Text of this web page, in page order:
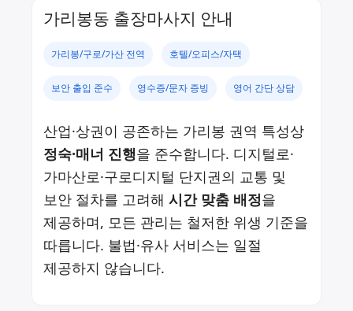
가리봉동 출장마사지 안내
가리봉/구로/가산 전역 호텔/오피스/자택
보안 출입 준수 영수증/문자 증빙 영어 간단 상담
산업·상권이 공존하는 가리봉 권역 특성상
정숙·매너 진행을 준수합니다. 디지털로·
가마산로·구로디지털 단지권의 교통 및
보안 절차를 고려해시간 맞춤 배정을
제공하며, 모든 관리는 철저한 위생 기준을
따릅니다. 불법·유사 서비스는 일절
제공하지 않습니다.